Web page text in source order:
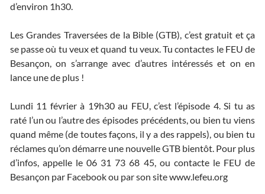
d’environ 1h30.
Les Grandes Traversées de la Bible (GTB), c’est gratuit et ça
se passe où tu veux et quand tu veux. Tu contactes le FEU de
Besançon, on s’arrange avec d’autres intéressés et on en
lance une de plus !
Lundi 11 février à 19h30 au FEU, c’est l’épisode 4. Si tu as
raté l’un ou l’autre des épisodes précédents, ou bien tu viens
quand même (de toutes façons, il y a des rappels), ou bien tu
réclames qu’on démarre une nouvelle GTB bientôt. Pour plus
d’infos, appelle le 06 31 73 68 45, ou contacte le FEU de
Besançon par Facebook ou par son site www.lefeu.org